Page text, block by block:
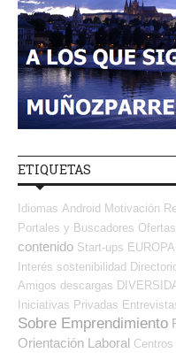
ETIQUETAS
Idiomas Android Motivación
Portales y Buscadores Ofertas
contenido Start-ups EUROPA
Interés sostenibilidad
Amigos descargas
Iniciativas Privadas
Sobre Emprendimiento
Orientación Laboral